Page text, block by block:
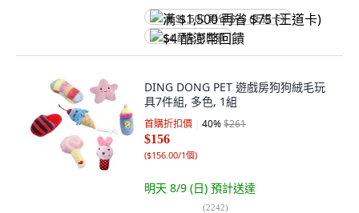
满 $1,500 再省 $75 (王道卡)
$4 酷澎幣回饋
DING DONG PET 遊戲房狗狗絨毛玩
具7件組, 多色, 1組
首購折扣價 40%$261
$156
($156.00/1個)
明天 8/9 (日) 預計送達
(2242)